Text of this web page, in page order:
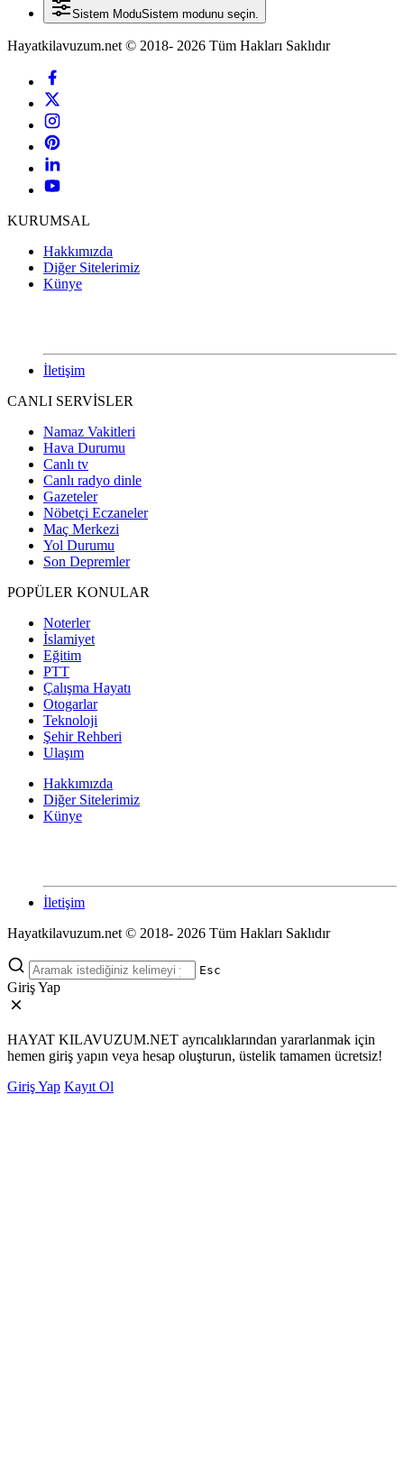
Sistem ModuSistem modunu seçin.
Hayatkilavuzum.net © 2018- 2026 Tüm Hakları Saklıdır
KURUMSAL
Hakkımızda
Diğer Sitelerimiz
Künye
İletişim
CANLI SERVİSLER
Namaz Vakitleri
Hava Durumu
Canlı tv
Canlı radyo dinle
Gazeteler
Nöbetçi Eczaneler
Maç Merkezi
Yol Durumu
Son Depremler
POPÜLER KONULAR
Noterler
İslamiyet
Eğitim
PTT
Çalışma Hayatı
Otogarlar
Teknoloji
Şehir Rehberi
Ulaşım
Hakkımızda
Diğer Sitelerimiz
Künye
İletişim
Hayatkilavuzum.net © 2018- 2026 Tüm Hakları Saklıdır
Esc
Giriş Yap
HAYAT KILAVUZUM.NET ayrıcalıklarından yararlanmak için
hemen giriş yapın veya hesap oluşturun, üstelik tamamen ücretsiz!
Giriş Yap Kayıt Ol